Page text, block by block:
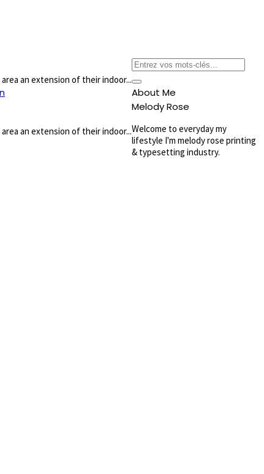
an extension of their indoor...
an extension of their indoor...
About Me
Melody Rose
Welcome to everyday my
lifestyle I'm melody rose printing
& typesetting industry.